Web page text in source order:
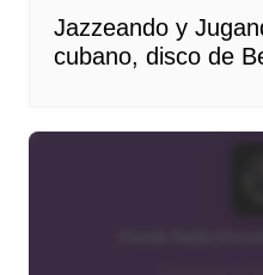
Jazzeando y
cubano, disco de